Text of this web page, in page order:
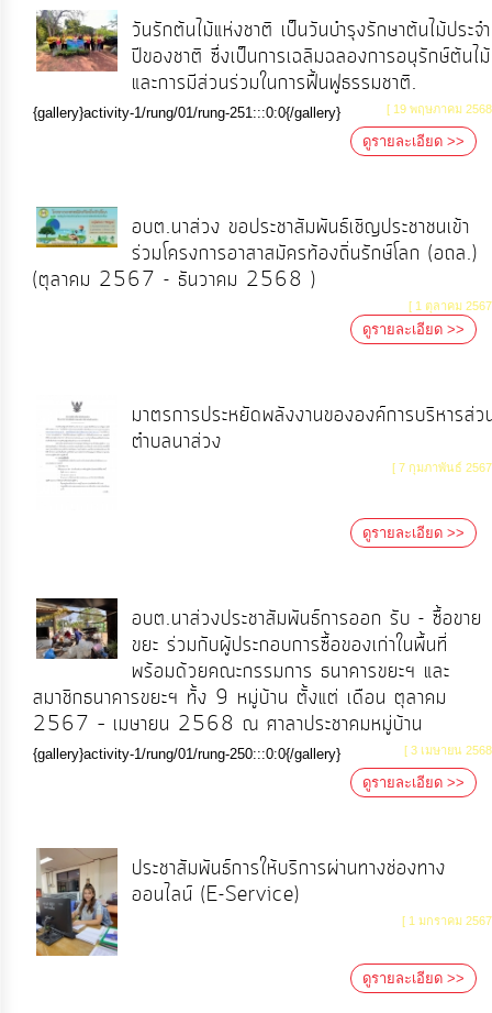
จ้าง
เงิน
แผนการ
ป้องกัน
การ
ดำเนิน
การ
มาตรการ
ภายใน
ป้องกัน
การ
การ
ส่ง
เสริม
ความ
โปร่งใส
วันรักต้นไม้แห่งชาติ เป็นวันบำรุงรักษาต้นไม้ประจำ
ปีของชาติ ซึ่งเป็นการเฉลิมฉลองการอนุรักษ์ต้นไม้
และการมีส่วนร่วมในการฟื้นฟูธรรมชาติ.
[ 19 พฤษภาคม
{gallery}activity-1/rung/01/rung-251:::0:0{/gallery}
ดูรายละเอียด >>
อบต.นาส่วง ขอประชาสัมพันธ์เชิญประชาชนเข้า
ร่วมโครงการอาสาสมัครท้องถิ่นรักษ์โลก (อถล.)
(ตุลาคม 2567 - ธันวาคม 2568 )
[ 1 ตุลาคม
ดูรายละเอียด >>
มาตรการประหยัดพลังงานขององค์การบริหารส่ว
ตำบลนาส่วง
[ 7 กุมภาพันธ์
ดูรายละเอียด >>
อบต.นาส่วงประชาสัมพันธ์การออก รับ - ซื้อขาย
ขยะ ร่วมกับผู้ประกอบการซื้อของเก่าในพื้นที่
พร้อมด้วยคณะกรรมการ ธนาคารขยะฯ และ
สมาชิกธนาคารขยะฯ ทั้ง 9 หมู่บ้าน ตั้งแต่ เดือน ตุลาคม
2567 – เมษายน 2568 ณ ศาลาประชาคมหมู่บ้าน
[ 3 เมษายน
{gallery}activity-1/rung/01/rung-250:::0:0{/gallery}
ดูรายละเอียด >>
ประชาสัมพันธ์การให้บริการผ่านทางช่องทาง
ออนไลน์ (E-Service)
[ 1 มกราคม
ดูรายละเอียด >>